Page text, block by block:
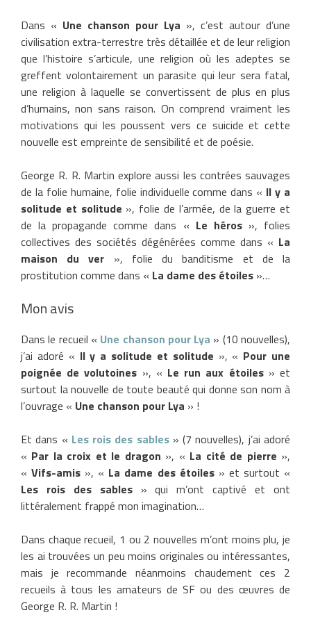
Dans « Une chanson pour Lya », c’est autour d’une
civilisation extra-terrestre très détaillée et de leur religion
que l’histoire s’articule, une religion où les adeptes se
greffent volontairement un parasite qui leur sera fatal,
une religion à laquelle se convertissent de plus en plus
d’humains, non sans raison. On comprend vraiment les
motivations qui les poussent vers ce suicide et cette
nouvelle est empreinte de sensibilité et de poésie.
George R. R. Martin explore aussi les contrées sauvages
de la folie humaine, folie individuelle comme dans « Il y a
solitude et solitude », folie de l’armée, de la guerre et
de la propagande comme dans « Le héros», folies
collectives des sociétés dégénérées comme dans « La
maison du ver », folie du banditisme et de la
prostitution comme dans « La dame des étoiles »…
Mon avis
Dans le recueil « Une chanson pour Lya » (10 nouvelles),
j’ai adoré « Il y a solitude et solitude », « Pour une
poignée de volutoines », « Le run aux étoiles» et
surtout la nouvelle de toute beauté qui donne son nom à
l’ouvrage « Une chanson pour Lya » !
Et dans « Les rois des sables» (7 nouvelles), j’ai adoré
« Par la croix et le dragon », « La cité de pierre »,
«Vifs-amis », « La dame des étoiles» et surtout «
Les rois des sables» qui m’ont captivé et ont
littéralement frappé mon imagination…
Dans chaque recueil, 1 ou 2 nouvelles m’ont moins plu, je
les ai trouvées un peu moins originales ou intéressantes,
mais je recommande néanmoins chaudement ces 2
recueils à tous les amateurs de SF ou des œuvres de
George R. R. Martin !